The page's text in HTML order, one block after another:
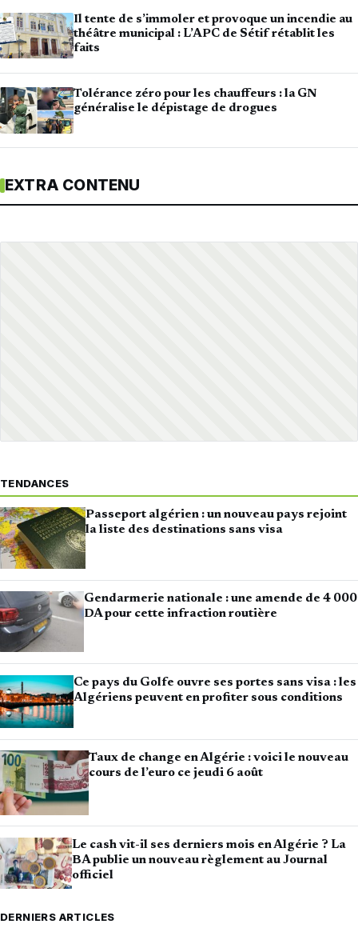
Il tente de s’immoler et provoque un incendie au
théâtre municipal : L’APC de Sétif rétablit les
faits
Tolérance zéro pour les chauffeurs : la GN
généralise le dépistage de drogues
EXTRA CONTENU
TENDANCES
Passeport algérien : un nouveau pays rejoint
la liste des destinations sans visa
Gendarmerie nationale : une amende de 4 000
DA pour cette infraction routière
Ce pays du Golfe ouvre ses portes sans visa : les
Algériens peuvent en profiter sous conditions
Taux de change en Algérie : voici le nouveau
cours de l’euro ce jeudi 6 août
Le cash vit-il ses derniers mois en Algérie ? La
BA publie un nouveau règlement au Journal
officiel
DERNIERS ARTICLES